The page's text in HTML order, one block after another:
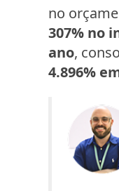
no
307% no
ano,
4.896%